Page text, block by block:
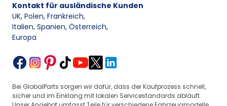
Kontakt für ausländische Kunden
UK, Polen, Frankreich,
Italien, Spanien, Österreich,
Europa
Bei GlobalParts sorgen wir dafür, dass der Kaufprozess schnell,
sicher und im Einklang mit lokalen Servicestandards abläuft.